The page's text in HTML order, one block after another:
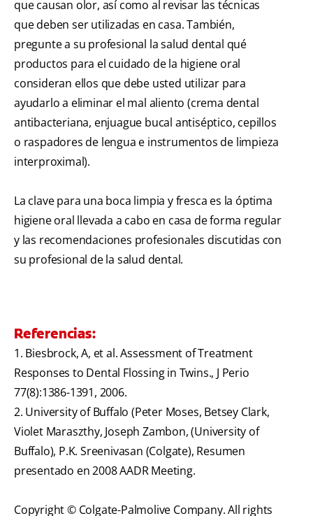
que causan olor, así como al revisar las técnicas
que deben ser utilizadas en casa. También,
pregunte a su profesional la salud dental qué
productos para el cuidado de la higiene oral
consideran ellos que debe usted utilizar para
ayudarlo a eliminar el mal aliento (crema dental
antibacteriana, enjuague bucal antiséptico, cepillos
o raspadores de lengua e instrumentos de limpieza
interproximal).
La clave para una boca limpia y fresca es la óptima
higiene oral llevada a cabo en casa de forma regular
y las recomendaciones profesionales discutidas con
su profesional de la salud dental.
Referencias:
1. Biesbrock, A, et al. Assessment of Treatment
Responses to Dental Flossing in Twins., J Perio
77(8):1386-1391, 2006.
2. University of Buffalo (Peter Moses, Betsey Clark,
Violet Maraszthy, Joseph Zambon, (University of
Buffalo), P.K. Sreenivasan (Colgate), Resumen
presentado en 2008 AADR Meeting.
Copyright © Colgate-Palmolive Company. All rights